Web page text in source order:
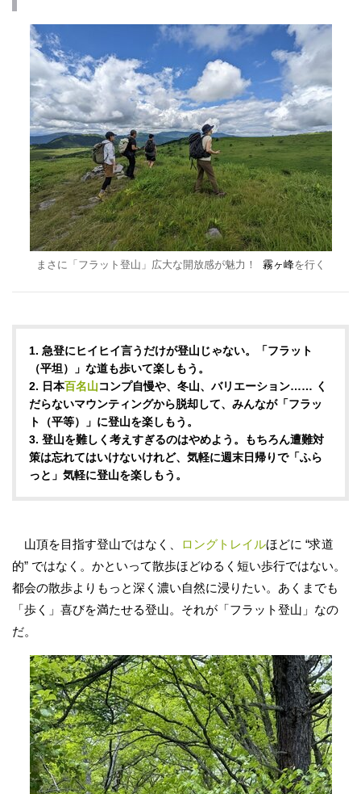
まさに「フラット登山」広大な開放感が魅力！ 霧ヶ峰を行く
1. 急登にヒイヒイ言うだけが登山じゃない。「フラット
（平坦）」な道も歩いて楽しもう。
2. 日本百名山コンプ自慢や、冬山、バリエーション…… く
だらないマウンティングから脱却して、みんなが「フラッ
ト（平等）」に登山を楽しもう。
3. 登山を難しく考えすぎるのはやめよう。もちろん遭難対
策は忘れてはいけないけれど、気軽に週末日帰りで「ふら
っと」気軽に登山を楽しもう。
山頂を目指す登山ではなく、 ロングトレイルほどに “求道
的” ではなく。かといって散歩ほどゆるく短い歩行ではない。
都会の散歩よりもっと深く濃い自然に浸りたい。あくまでも
「歩く」喜びを満たせる登山。それが「フラット登山」なの
だ。